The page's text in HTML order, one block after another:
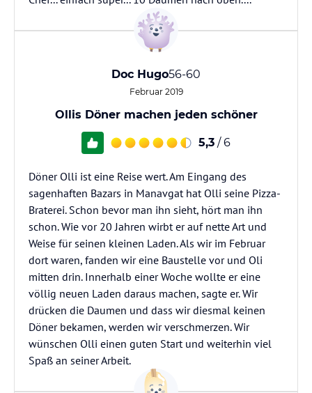
Doc Hugo56-60
Februar 2019
Ollis Döner machen jeden schöner
5,3 / 6
Döner Olli ist eine Reise wert. Am Eingang des
sagenhaften Bazars in Manavgat hat Olli seine Pizza-
Braterei. Schon bevor man ihn sieht, hört man ihn
schon. Wie vor 20 Jahren wirbt er auf nette Art und
Weise für seinen kleinen Laden. Als wir im Februar
dort waren, fanden wir eine Baustelle vor und Oli
mitten drin. Innerhalb einer Woche wollte er eine
völlig neuen Laden daraus machen, sagte er. Wir
drücken die Daumen und dass wir diesmal keinen
Döner bekamen, werden wir verschmerzen. Wir
wünschen Olli einen guten Start und weiterhin viel
Spaß an seiner Arbeit.